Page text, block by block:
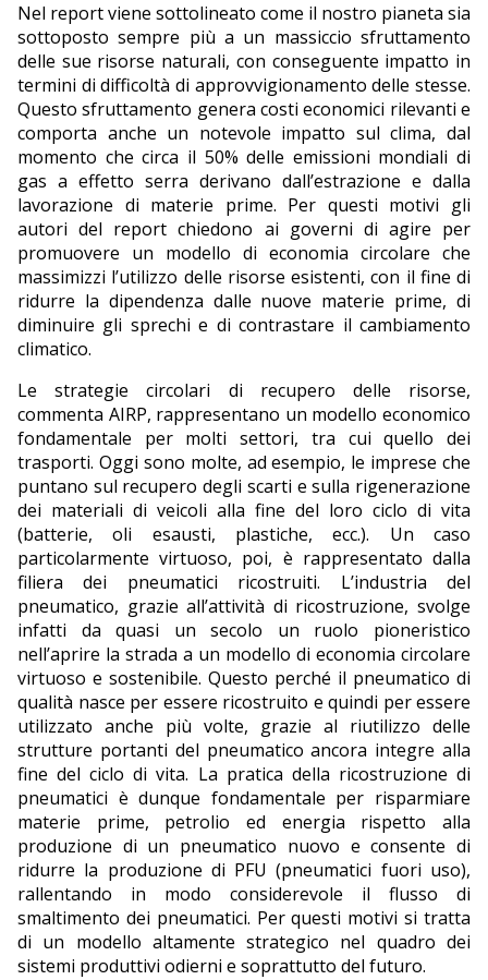
Nel report viene sottolineato come il nostro pianeta sia
sottoposto sempre più a un massiccio sfruttamento
delle sue risorse naturali, con conseguente impatto in
termini di difficoltà di approvvigionamento delle stesse.
Questo sfruttamento genera costi economici rilevanti e
comporta anche un notevole impatto sul clima, dal
momento che circa il 50% delle emissioni mondiali di
gas a effetto serra derivano dall’estrazione e dalla
lavorazione di materie prime. Per questi motivi gli
autori del report chiedono ai governi di agire per
promuovere un modello di economia circolare che
massimizzi l’utilizzo delle risorse esistenti, con il fine di
ridurre la dipendenza dalle nuove materie prime, di
diminuire gli sprechi e di contrastare il cambiamento
climatico.
Le strategie circolari di recupero delle risorse,
commenta AIRP, rappresentano un modello economico
fondamentale per molti settori, tra cui quello dei
trasporti. Oggi sono molte, ad esempio, le imprese che
puntano sul recupero degli scarti e sulla rigenerazione
dei materiali di veicoli alla fine del loro ciclo di vita
(batterie, oli esausti, plastiche, ecc.). Un caso
particolarmente virtuoso, poi, è rappresentato dalla
filiera dei pneumatici ricostruiti. L’industria del
pneumatico, grazie all’attività di ricostruzione, svolge
infatti da quasi un secolo un ruolo pioneristico
nell’aprire la strada a un modello di economia circolare
virtuoso e sostenibile. Questo perché il pneumatico di
qualità nasce per essere ricostruito e quindi per essere
utilizzato anche più volte, grazie al riutilizzo delle
strutture portanti del pneumatico ancora integre alla
fine del ciclo di vita. La pratica della ricostruzione di
pneumatici è dunque fondamentale per risparmiare
materie prime, petrolio ed energia rispetto alla
produzione di un pneumatico nuovo e consente di
ridurre la produzione di PFU (pneumatici fuori uso),
rallentando in modo considerevole il flusso di
smaltimento dei pneumatici. Per questi motivi si tratta
di un modello altamente strategico nel quadro dei
sistemi produttivi odierni e soprattutto del futuro.